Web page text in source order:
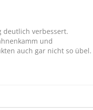
deutlich verbessert.
und
auch gar nicht so übel.